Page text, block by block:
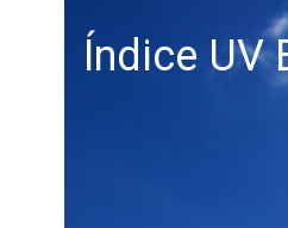
Índice UV